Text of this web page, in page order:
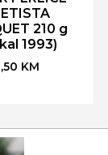
210 g
1993)
KM